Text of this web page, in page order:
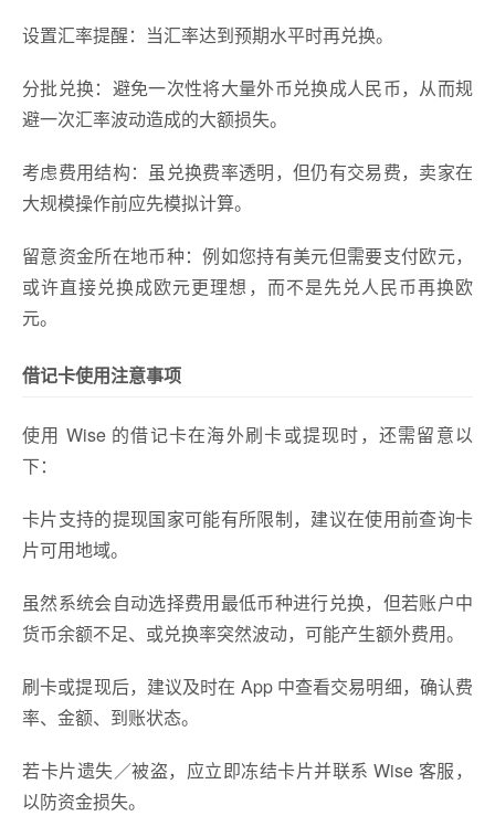
设置汇率提醒：当汇率达到预期水平时再兑换。
分批兑换：避免一次性将大量外币兑换成人民币，从而规
避一次汇率波动造成的大额损失。
考虑费用结构：虽兑换费率透明，但仍有交易费，卖家在
大规模操作前应先模拟计算。
留意资金所在地币种：例如您持有美元但需要支付欧元，
或许直接兑换成欧元更理想，而不是先兑人民币再换欧
元。
借记卡使用注意事项
使用 Wise 的借记卡在海外刷卡或提现时，还需留意以
下：
卡片支持的提现国家可能有所限制，建议在使用前查询卡
片可用地域。
虽然系统会自动选择费用最低币种进行兑换，但若账户中
货币余额不足、或兑换率突然波动，可能产生额外费用。
刷卡或提现后，建议及时在 App 中查看交易明细，确认费
率、金额、到账状态。
若卡片遗失／被盗，应立即冻结卡片并联系 Wise 客服，
以防资金损失。